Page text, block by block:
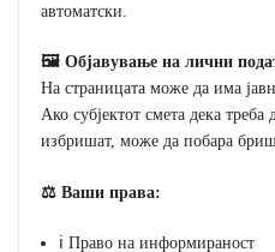
автоматски.
🖼️ Објавување на лични
На страницата може да има
Ако субјектот смета дека треба
избришат, може да побара
⚖️ Ваши права:
ℹ️ Право на информираност